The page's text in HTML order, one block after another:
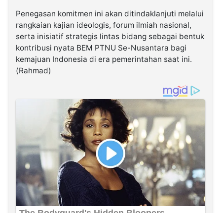
Penegasan komitmen ini akan ditindaklanjuti melalui
rangkaian kajian ideologis, forum ilmiah nasional,
serta inisiatif strategis lintas bidang sebagai bentuk
kontribusi nyata BEM PTNU Se-Nusantara bagi
kemajuan Indonesia di era pemerintahan saat ini.
(Rahmad)